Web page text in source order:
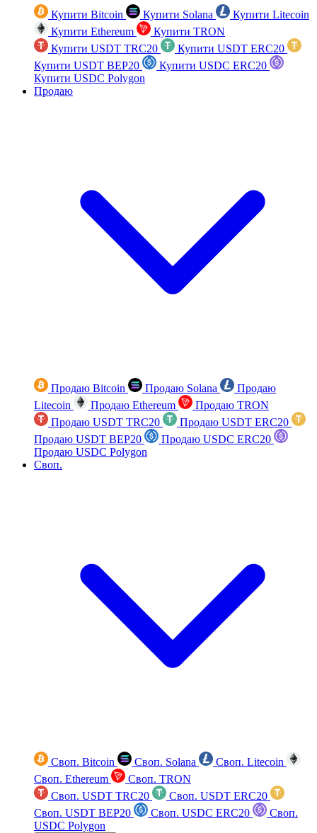
Купити Bitcoin Купити Solana
Купити Litecoin
Купити Ethereum
Купити TRON
Купити USDT TRC20
Купити USDT ERC20
Купити USDT BEP20
Купити USDC ERC20
Купити USDC Polygon
Продаю
Продаю Bitcoin Продаю Solana
Продаю
Litecoin
Продаю Ethereum
Продаю TRON
Продаю USDT TRC20
Продаю USDT ERC20
Продаю USDT BEP20
Продаю USDC ERC20
Продаю USDC Polygon
Своп.
Своп. Bitcoin Своп. Solana
Своп. Litecoin
Своп. Ethereum
Своп. TRON
Своп. USDT TRC20
Своп. USDT ERC20
Своп. USDT BEP20
Своп. USDC ERC20
Своп.
USDC Polygon